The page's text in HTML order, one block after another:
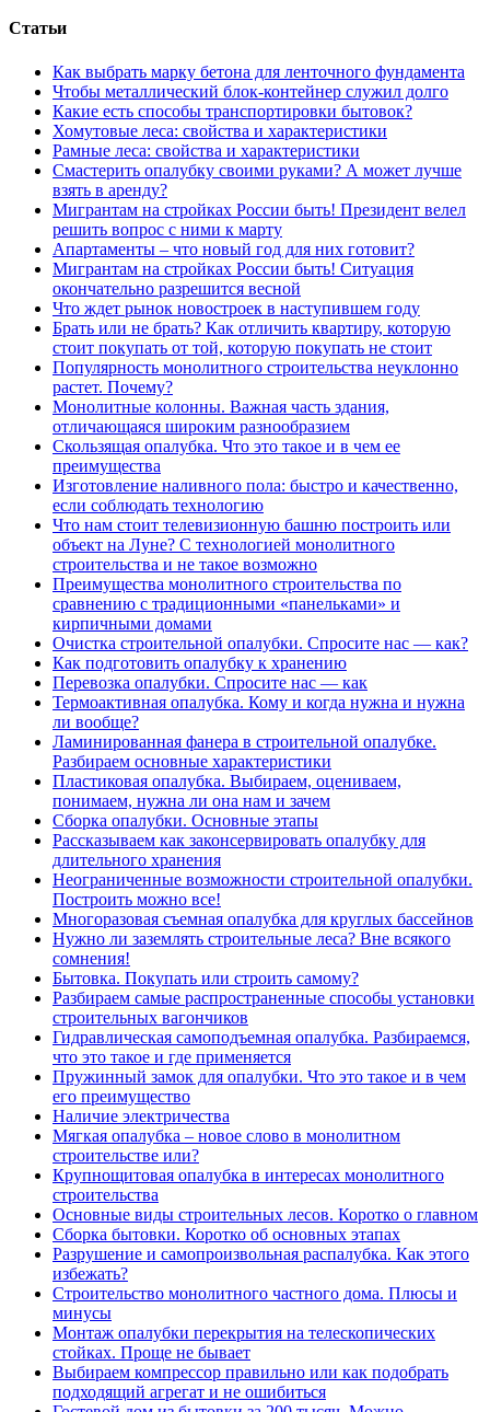
Статьи
Как выбрать марку бетона для ленточного фундамента
Чтобы металлический блок-контейнер служил долго
Какие есть способы транспортировки бытовок?
Хомутовые леса: свойства и характеристики
Рамные леса: свойства и характеристики
Смастерить опалубку своими руками? А может лучше
взять в аренду?
Мигрантам на стройках России быть! Президент велел
решить вопрос с ними к марту
Апартаменты – что новый год для них готовит?
Мигрантам на стройках России быть! Ситуация
окончательно разрешится весной
Что ждет рынок новостроек в наступившем году
Брать или не брать? Как отличить квартиру, которую
стоит покупать от той, которую покупать не стоит
Популярность монолитного строительства неуклонно
растет. Почему?
Монолитные колонны. Важная часть здания,
отличающаяся широким разнообразием
Скользящая опалубка. Что это такое и в чем ее
преимущества
Изготовление наливного пола: быстро и качественно,
если соблюдать технологию
Что нам стоит телевизионную башню построить или
объект на Луне? С технологией монолитного
строительства и не такое возможно
Преимущества монолитного строительства по
сравнению с традиционными «панельками» и
кирпичными домами
Очистка строительной опалубки. Спросите нас — как?
Как подготовить опалубку к хранению
Перевозка опалубки. Спросите нас — как
Термоактивная опалубка. Кому и когда нужна и нужна
ли вообще?
Ламинированная фанера в строительной опалубке.
Разбираем основные характеристики
Пластиковая опалубка. Выбираем, оцениваем,
понимаем, нужна ли она нам и зачем
Сборка опалубки. Основные этапы
Рассказываем как законсервировать опалубку для
длительного хранения
Неограниченные возможности строительной опалубки.
Построить можно все!
Многоразовая съемная опалубка для круглых бассейнов
Нужно ли заземлять строительные леса? Вне всякого
сомнения!
Бытовка. Покупать или строить самому?
Разбираем самые распространенные способы установки
строительных вагончиков
Гидравлическая самоподъемная опалубка. Разбираемся,
что это такое и где применяется
Пружинный замок для опалубки. Что это такое и в чем
его преимущество
Наличие электричества
Мягкая опалубка – новое слово в монолитном
строительстве или?
Крупнощитовая опалубка в интересах монолитного
строительства
Основные виды строительных лесов. Коротко о главном
Сборка бытовки. Коротко об основных этапах
Разрушение и самопроизвольная распалубка. Как этого
избежать?
Строительство монолитного частного дома. Плюсы и
минусы
Монтаж опалубки перекрытия на телескопических
стойках. Проще не бывает
Выбираем компрессор правильно или как подобрать
подходящий агрегат и не ошибиться